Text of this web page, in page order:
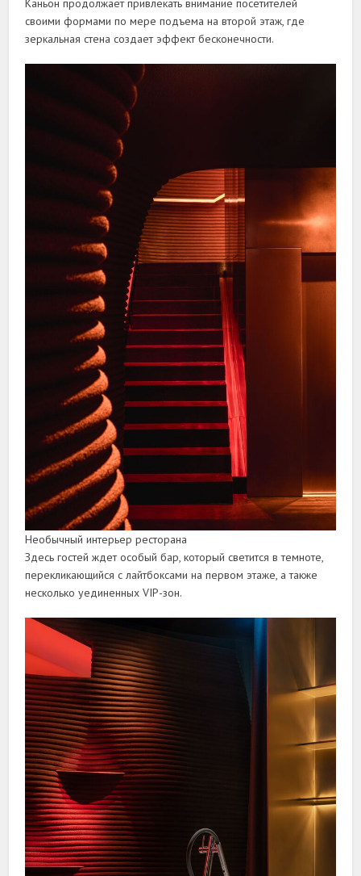
Каньон продолжает привлекать внимание посетителей
своими формами по мере подъема на второй этаж, где
зеркальная стена создает эффект бесконечности.
Необычный интерьер ресторана
Здесь гостей ждет особый бар, который светится в темноте,
перекликающийся с лайтбоксами на первом этаже, а также
несколько уединенных VIP-зон.